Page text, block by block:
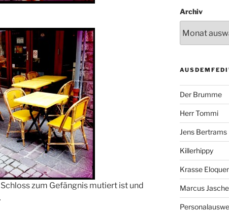
zum Gefängnis mutiert ist und
Archiv
Der Brumme
Herr Tommi
Jens Bertrams
Killerhippy
Krasse
Marcus